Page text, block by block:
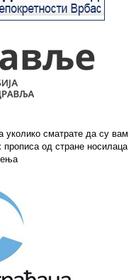
уколико сматрате да су вам
од стране носилаца